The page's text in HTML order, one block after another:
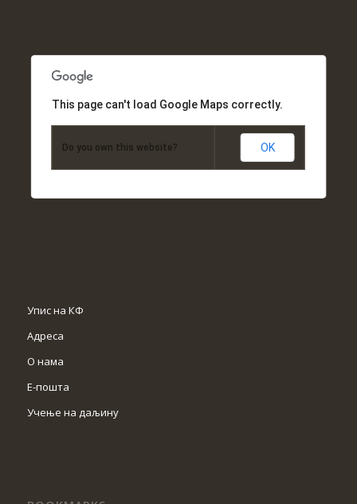
This page can't load Google Maps correctly.
Do you own this website? OK
Упис на КФ
Адреса
О нама
Е-пошта
Учење на даљину